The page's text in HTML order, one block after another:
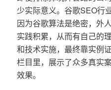
少实际意义。谷歌SEO行
因为谷歌算法是绝密，外
实践积累，从而有自己的
和技术实施，最终靠实例
栏目里，展示了众多真实
效果。